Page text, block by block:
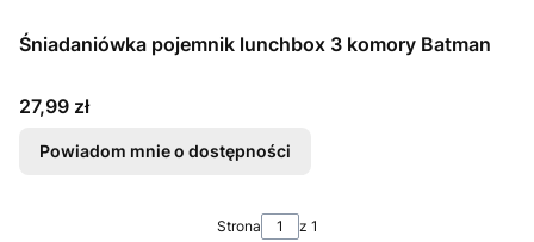
Śniadaniówka pojemnik lunchbox 3 komory Batman
Cena
27,99 zł
Powiadom mnie o dostępności
Strona z 1